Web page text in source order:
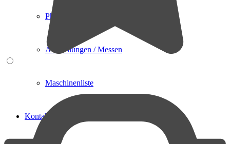
Philosophie
Ausstellungen / Messen
Maschinenliste
Kontakt